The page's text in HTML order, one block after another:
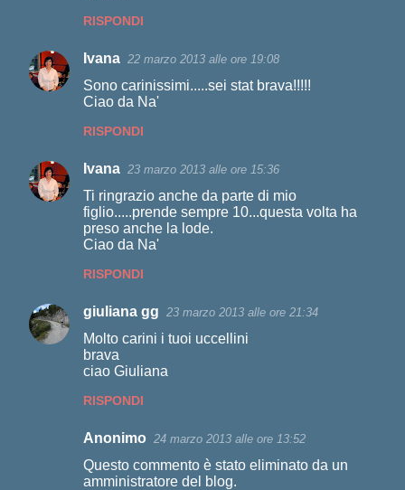
RISPONDI
Ivana 22 marzo 2013 alle ore 19:08
Sono carinissimi.....sei stat brava!!!!!
Ciao da Na'
RISPONDI
Ivana 23 marzo 2013 alle ore 15:36
Ti ringrazio anche da parte di mio
figlio.....prende sempre 10...questa volta ha
preso anche la lode.
Ciao da Na'
RISPONDI
giuliana gg 23 marzo 2013 alle ore 21:34
Molto carini i tuoi uccellini
brava
ciao Giuliana
RISPONDI
Anonimo 24 marzo 2013 alle ore 13:52
Questo commento è stato eliminato da un
amministratore del blog.